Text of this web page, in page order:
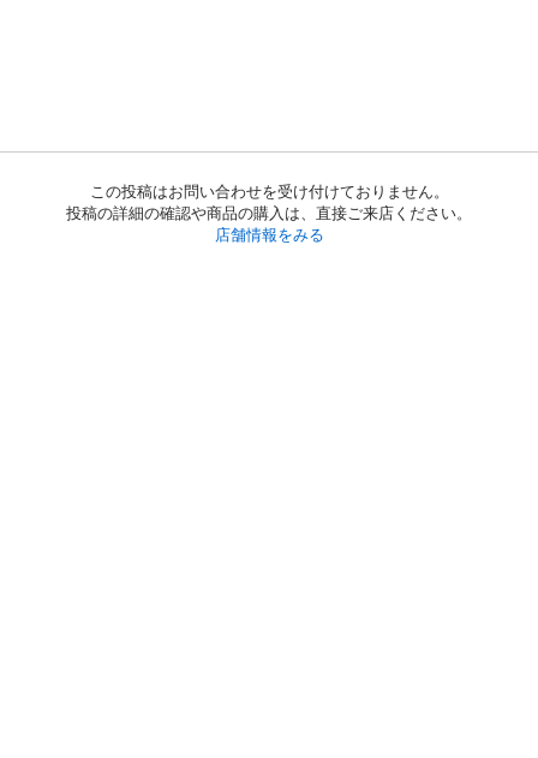
この投稿はお問い合わせを受け付けておりません。
投稿の詳細の確認や商品の購入は、直接ご来店ください。
店舗情報をみる